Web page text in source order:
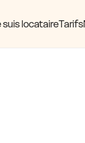
suis locataireTarifs